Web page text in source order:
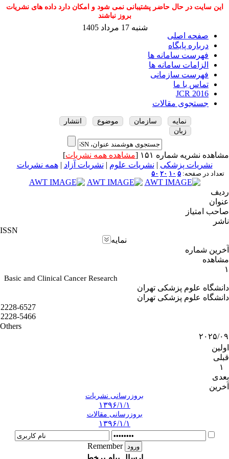
این سایت در حال حاضر پشتیبانی نمی شود و امکان دارد داده های نشریات
بروز نباشند
صفحه اصلی
درباره پایگاه
فهرست سامانه ها
الزامات سامانه ها
فهرست سازمانی
تماس با ما
JCR 2016
جستجوی مقالات
شنبه 17 مرداد 1405
نمایه سازمان موضوع
انتشار
زبان
مشاهده نشریه شماره ۱۵۱ [ مشاهده همه نشریات]
نشریات پزشکی | نشریات علوم | نشریات آزاد |همه نشریات
تعداد در صفحه: ۵ ۱۰ ۲۰ ۵۰
ردیف
عنوان
صاحب امتیاز
ناشر
ISSN
نمایه
آخرین شماره
مشاهده
۱
Basic and Clinical Cancer Research
دانشگاه علوم پزشکی تهران
دانشگاه علوم پزشکی تهران
2228-6527
2228-5466
Others
۲۰۲۵/۰۹
اولین
قبلی
۱
بعدی
آخرین
بروزرسانی نشریات
۱۳۹۶/۱/۱
بروزرسانی مقالات
۱۳۹۶/۱/۱
Remember